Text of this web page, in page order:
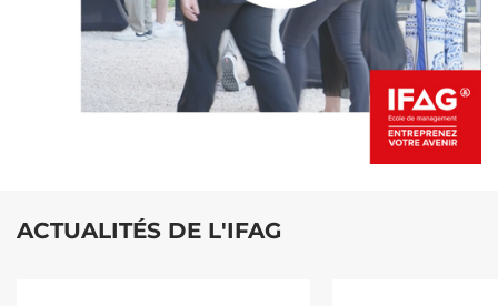
ACTUALITÉS DE L'IFAG